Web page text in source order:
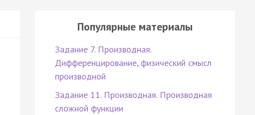
Популярные материалы
Задание 7. Производная.
Дифференцирование, физический смысл
производной
Задание 11. Производная. Производная
сложной функции